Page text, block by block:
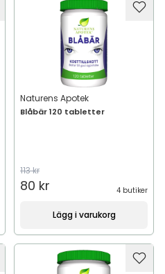
Naturens Apotek
Blåbär 120 tabletter
113 kr
80 kr 4 butiker
Lägg i varukorg